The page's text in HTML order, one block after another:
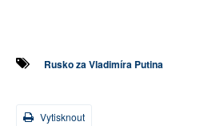
Rusko za Vladimíra Putina
Vytisknout